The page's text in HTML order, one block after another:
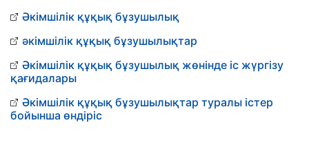
Әкімшілік құқық бұзушылық
әкімшілік құқық бұзушылықтар
Әкімшілік құқық бұзушылық жөнінде іс жүргізу
қағидалары
Әкімшілік құқық бұзушылықтар туралы істер
бойынша өндіріс